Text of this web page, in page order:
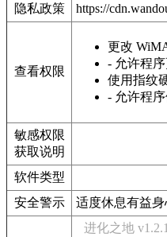
隐私政策
https://
查看权限
更改
- 允许程
使用指纹
- 允许程
敏感权限
获取说明
软件类型
安全警示
适度休息有益身
进化之地